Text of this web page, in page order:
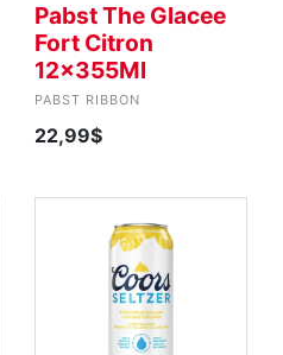
Pabst The Glacee
Fort Citron
12x355Ml
PABST RIBBON
22,99$